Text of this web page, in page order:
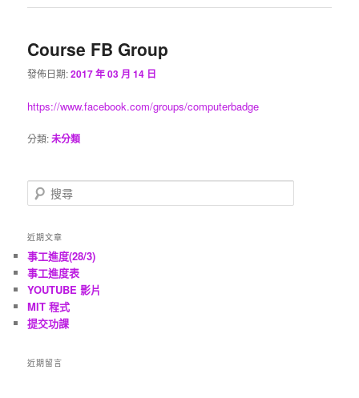
Course FB Group
發佈日期:2017 年 03 月 14 日
https://www.facebook.com/groups/computerbadge
分類:未分類
搜
尋
近期文章
事工進度(28/3)
事工進度表
YOUTUBE 影片
MIT 程式
提交功課
近期留言